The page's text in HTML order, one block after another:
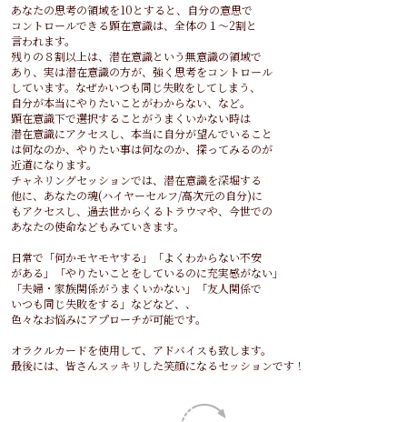
あなたの思考の領域を10とすると、自分の意思で
コントロールできる顕在意識は、全体の１～2割と
言われます。
残りの８割以上は、潜在意識という無意識の領域で
あり、実は潜在意識の方が、強く思考をコントロール
しています。なぜかいつも同じ失敗をしてしまう、
自分が本当にやりたいことがわからない、など。
顕在意識下で選択することがうまくいかない時は
潜在意識にアクセスし、本当に自分が望んでいること
は何なのか、やりたい事は何なのか、探ってみるのが
近道になります。
チャネリングセッションでは、潜在意識を深堀する
他に、あなたの魂(ハイヤーセルフ/高次元の自分)に
もアクセスし、過去世からくるトラウマや、今世での
あなたの使命などもみていきます。
日常で「何かモヤモヤする」「よくわからない不安
がある」「やりたいことをしているのに充実感がない」
「夫婦・家族関係がうまくいかない」「友人関係で
いつも同じ失敗をする」などなど、、
色々なお悩みにアプローチが可能です。
オラクルカードを使用して、アドバイスも致します。
最後には、皆さんスッキリした笑顔になるセッションです！